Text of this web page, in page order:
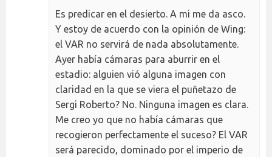
Es predicar en el desierto. A mi me da asco.
Y estoy de acuerdo con la opinión de Wing:
el VAR no servirá de nada absolutamente.
Ayer había cámaras para aburrir en el
estadio: alguien vió alguna imagen con
claridad en la que se viera el puñetazo de
Sergi Roberto? No. Ninguna imagen es clara.
Me creo yo que no había cámaras que
recogieron perfectamente el suceso? El VAR
será parecido, dominado por el imperio de